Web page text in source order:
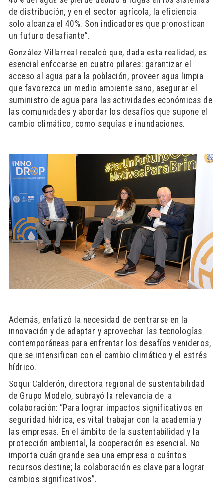
de distribución, y en el sector agrícola, la eficiencia
solo alcanza el 40%. Son indicadores que pronostican
un futuro desafiante”.
González Villarreal recalcó que, dada esta realidad, es
esencial enfocarse en cuatro pilares: garantizar el
acceso al agua para la población, proveer agua limpia
que favorezca un medio ambiente sano, asegurar el
suministro de agua para las actividades económicas de
las comunidades y abordar los desafíos que supone el
cambio climático, como sequías e inundaciones.
Además, enfatizó la necesidad de centrarse en la
innovación y de adaptar y aprovechar las tecnologías
contemporáneas para enfrentar los desafíos venideros,
que se intensifican con el cambio climático y el estrés
hídrico.
Soqui Calderón, directora regional de sustentabilidad
de Grupo Modelo, subrayó la relevancia de la
colaboración: “Para lograr impactos significativos en
seguridad hídrica, es vital trabajar con la academia y
las empresas. En el ámbito de la sustentabilidad y la
protección ambiental, la cooperación es esencial. No
importa cuán grande sea una empresa o cuántos
recursos destine; la colaboración es clave para lograr
cambios significativos”.